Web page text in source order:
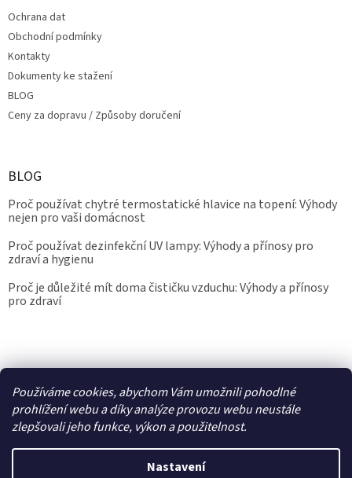
Používáme cookies, abychom Vám umožnili pohodlné
prohlížení webu a díky analýze provozu webu neustále
zlepšovali jeho funkce, výkon a použitelnost.
Nastavení
Ochrana dat
Obchodní podmínky
Kontakty
Dokumenty ke stažení
BLOG
Ceny za dopravu / Způsoby doručení
BLOG
Proč používat chytré termostatické hlavice na topení: Výhody
nejen pro vaši domácnost
Proč používat dezinfekční UV lampy: Výhody a přínosy pro
zdraví a hygienu
Proč je důležité mít doma čističku vzduchu: Výhody a přínosy
pro zdraví
Vytvořil Shoptet